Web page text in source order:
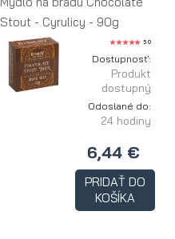
Stout - Cyrulicy - 90g
5.0
Dostupnosť:
Produkt
dostupný
Odoslané do:
24 hodiny
6,44 €
PRIDAŤ DO
KOŠÍKA